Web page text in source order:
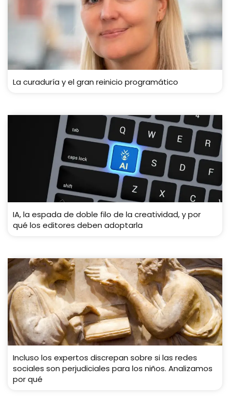
La curaduría y el gran reinicio programático
IA, la espada de doble filo de la creatividad, y por
qué los editores deben adoptarla
Incluso los expertos discrepan sobre si las redes
sociales son perjudiciales para los niños. Analizamos
por qué